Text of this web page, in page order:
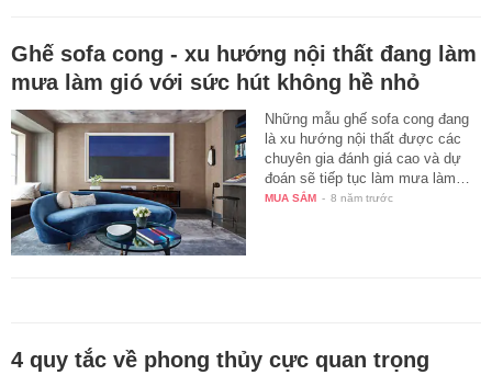
Ghế sofa cong - xu hướng nội thất đang làm
mưa làm gió với sức hút không hề nhỏ
Những mẫu ghế sofa cong đang
là xu hướng nội thất được các
chuyên gia đánh giá cao và dự
đoán sẽ tiếp tục làm mưa làm…
MUA SẮM - 8 năm trước
4 quy tắc về phong thủy cực quan trọng